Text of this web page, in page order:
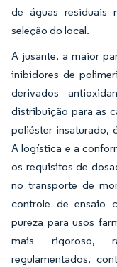
de águas residuais
seleção do local.
A jusante, a maior
inibidores de
derivados
distribuição para as
poliéster insaturado,
A logística e a
os requisitos de
no transporte de
controle de ensaio
pureza para usos
mais rigoroso,
regulamentados,